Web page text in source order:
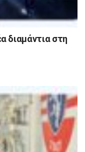
διαμάντια στη